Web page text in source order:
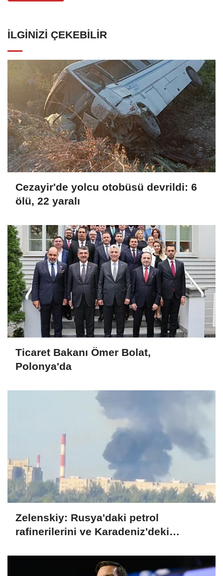
İLGINIZI ÇEKEBILIR
Cezayir'de yolcu otobüsü devrildi: 6
ölü, 22 yaralı
Ticaret Bakanı Ömer Bolat,
Polonya'da
Zelenskiy: Rusya'daki petrol
rafinerilerini ve Karadeniz'deki